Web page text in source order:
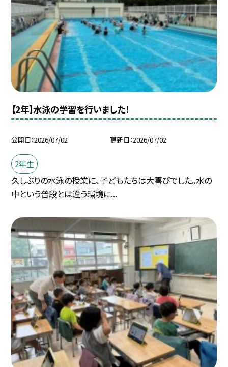
【2年】水泳の学習を行いました！
公開日 2026/07/02 更新日 2026/07/02
2年生
久しぶりの水泳の授業に、子どもたちは大喜びでした。水の
中という普段とは違う環境に...